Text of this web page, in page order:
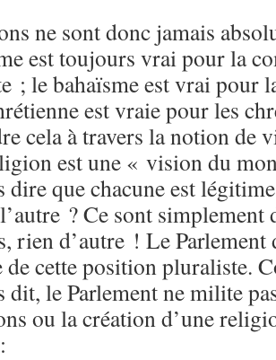
ne sont donc jamais
est toujours vrai pour la
; le bahaïsme est vrai pour
est vraie pour les
cela à travers la notion de
est une « vision du
que chacune est
? Ce sont simplement
rien d’autre ! Le Parlement
de cette position pluraliste.
dit, le Parlement ne milite
ou la création d’une